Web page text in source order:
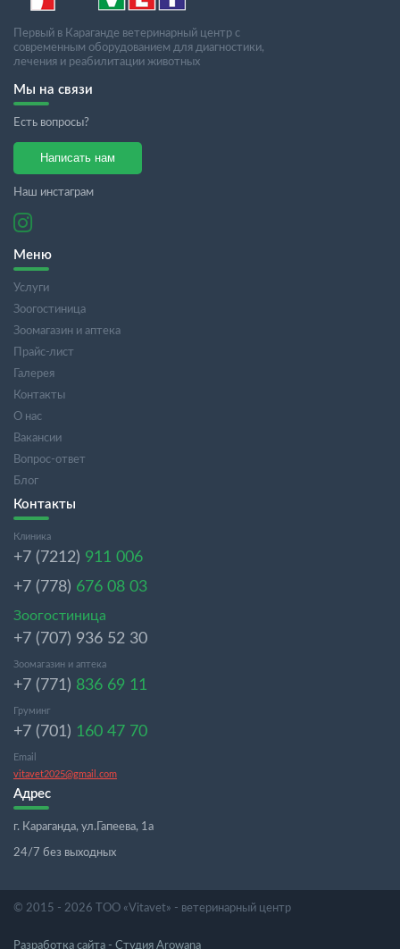
Первый в Караганде ветеринарный центр с
современным оборудованием для диагностики,
лечения и реабилитации животных
Мы на связи
Есть вопросы?
Написать нам
Наш инстаграм
Меню
Услуги
Зоогостиница
Зоомагазин и аптека
Прайс-лист
Галерея
Контакты
О нас
Вакансии
Вопрос-ответ
Блог
Контакты
Клиника
+7 (7212) 911 006
+7 (778) 676 08 03
Зоогостиница
+7 (707) 936 52 30
Зоомагазин и аптека
+7 (771) 836 69 11
Груминг
+7 (701) 160 47 70
Email
vitavet2025@gmail.com
Адрес
г. Караганда, ул.Гапеева, 1а
24/7 без выходных
© 2015 - 2026 ТОО «Vitavet» - ветеринарный центр
Разработка сайта - Студия Arowana